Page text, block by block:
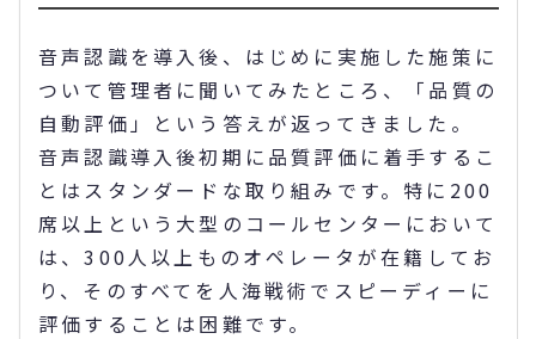
音声認識を導入後、はじめに実施した施策に
ついて管理者に聞いてみたところ、「品質の
自動評価」という答えが返ってきました。
音声認識導入後初期に品質評価に着手するこ
とはスタンダードな取り組みです。特に200
席以上という大型のコールセンターにおいて
は、300人以上ものオペレータが在籍してお
り、そのすべてを人海戦術でスピーディーに
評価することは困難です。